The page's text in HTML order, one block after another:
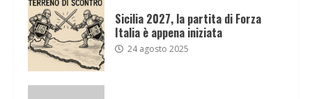
Sicilia 2027, la partita di Forza
Italia è appena iniziata
24 agosto 2025